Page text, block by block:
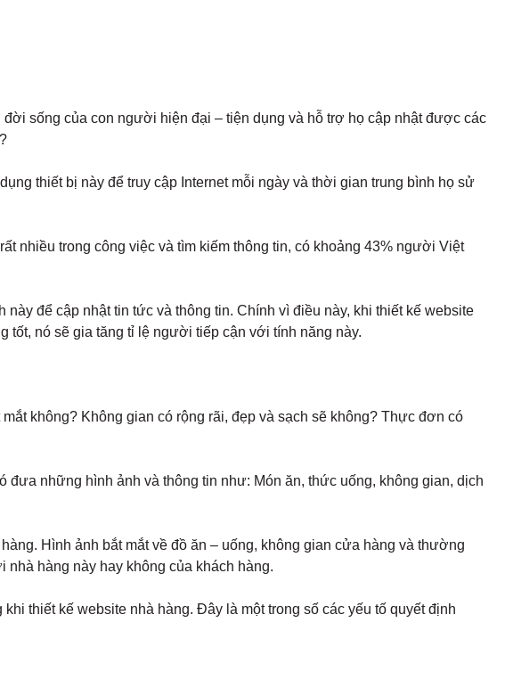
sống của con người hiện đại – tiện dụng và hỗ trợ họ cập nhật được các
thiết bị này để truy cập Internet mỗi ngày và thời gian trung bình họ sử
nhiều trong công việc và tìm kiếm thông tin, có khoảng 43% người Việt
để cập nhật tin tức và thông tin. Chính vì điều này, khi thiết kế website
tốt, nó sẽ gia tăng tỉ lệ người tiếp cận với tính năng này.
không? Không gian có rộng rãi, đẹp và sạch sẽ không? Thực đơn có
những hình ảnh và thông tin như: Món ăn, thức uống, không gian, dịch
Hình ảnh bắt mắt về đồ ăn – uống, không gian cửa hàng và thường
hàng này hay không của khách hàng.
thiết kế website nhà hàng. Đây là một trong số các yếu tố quyết định